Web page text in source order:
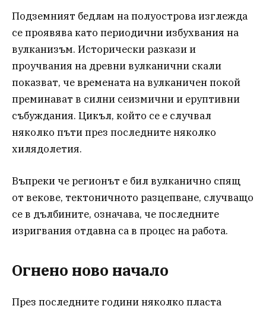
Подземният бедлам на полуострова изглежда
се проявява като периодични избухвания на
вулканизъм. Исторически разкази и
проучвания на древни вулканични скали
показват, че времената на вулканичен покой
преминават в силни сеизмични и еруптивни
събуждания. Цикъл, който се е случвал
няколко пъти през последните няколко
хилядолетия.
Въпреки че регионът е бил вулканично спящ
от векове, тектоничното разцепване, случващо
се в дълбините, означава, че последните
изригвания отдавна са в процес на работа.
Огнено ново начало
През последните години няколко пласта